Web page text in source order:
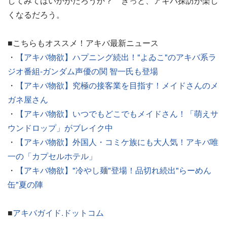
くなるだろう。
■こちらもオススメ！アキバ最新ニュース
・
【アキバ物欲】ハプニング続出！"よゐこ"のアキバ系ラ
ジオ番組-ガンダム声優の関 智一氏も登場
・
【アキバ物欲】究極の接客業を目指す！メイドさんのメ
ガネ屋さん
・
【アキバ物欲】いつでもどこでもメイドさん！「萌えサ
ウンドロップ」がブレイク中
・
【アキバ物欲】外国人・コミケ族にも大人気！アキバ唯
一の「カプセルホテル」
・
【アキバ物欲】"冷やし麺"登場！品切れ続出"らーめん
缶"夏の陣
■アキバガイド.ドットコム